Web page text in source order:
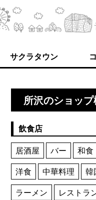
サクラタウン
所沢のショップ
飲食店
居酒屋
バー 和食
洋食
中華料理 韓
ラーメン
レストラ